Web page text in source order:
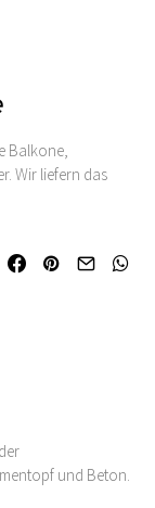
Balkone,
Wir liefern das
und Beton.